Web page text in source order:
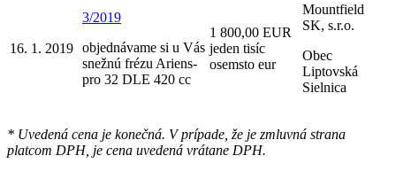
16. 1. 2019
3/2019
objednávame si u Vás
snežnú frézu Ariens-
pro 32 DLE 420 cc
1 800,00 EUR
jeden tisíc
osemsto eur
Mountfield
SK, s.r.o.
Obec
Liptovská
Sielnica
* Uvedená cena je konečná. V prípade, že je zmluvná strana
platcom DPH, je cena uvedená vrátane DPH.